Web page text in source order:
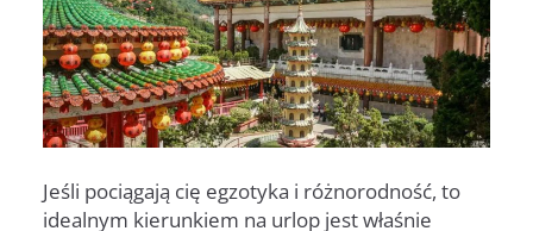
Jeśli pociągają cię egzotyka i różnorodność, to
idealnym kierunkiem na urlop jest właśnie